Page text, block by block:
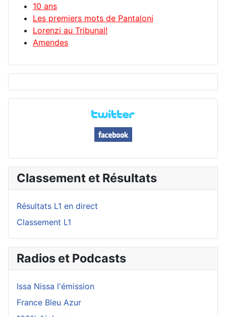
10 ans
Les premiers mots de Pantaloni
Lorenzi au Tribunal!
Amendes
Classement et Résultats
Résultats L1 en direct
Classement L1
Radios et Podcasts
Issa Nissa l'émission
France Bleu Azur